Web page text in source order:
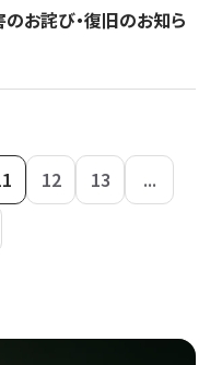
お詫び・復旧のお知ら
12 13
...